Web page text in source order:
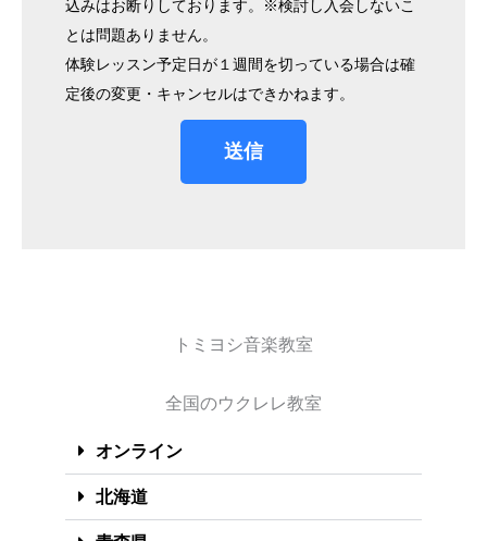
込みはお断りしております。※検討し入会しないこ
とは問題ありません。
体験レッスン予定日が１週間を切っている場合は確
定後の変更・キャンセルはできかねます。
送信
トミヨシ音楽教室
全国のウクレレ教室
オンライン
北海道